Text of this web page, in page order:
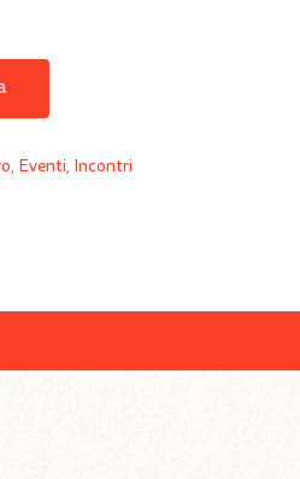
prodotto nel
, Eventi, Incontri